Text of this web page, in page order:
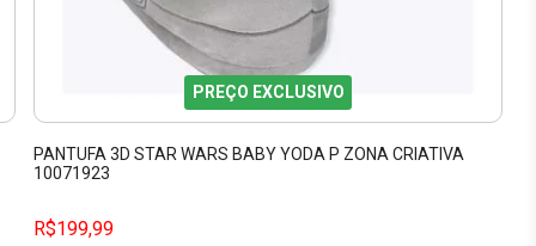
PREÇO EXCLUSIVO
PANTUFA 3D STAR WARS BABY YODA P ZONA CRIATIVA
10071923
R$199,99